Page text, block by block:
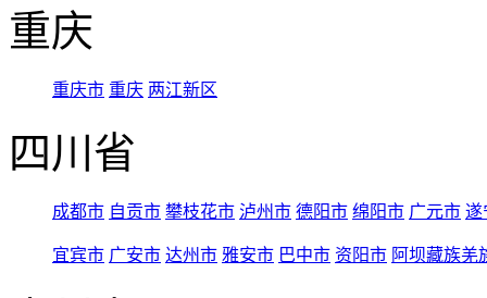
重庆
重庆市 重庆 两江新区
四川省
成都市 自贡市 攀枝花市 泸州市 德阳市 绵阳市 广元市 遂
宜宾市 广安市 达州市 雅安市 巴中市 资阳市 阿坝藏族羌